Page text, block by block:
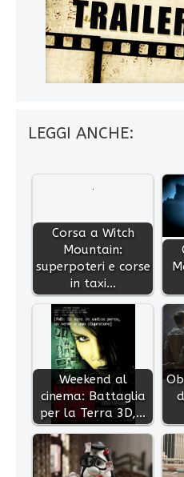
LEGGI ANCHE:
Corsa a Witch
Mountain:
superpoteri e corse
in taxi…
Weekend al
cinema: Battaglia
per la Terra 3D,…